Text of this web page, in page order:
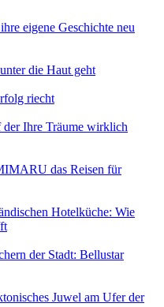
eigene Geschichte neu
die Haut geht
riecht
Ihre Träume wirklich
das Reisen für
Hotelküche: Wie
der Stadt: Bellustar
Juwel am Ufer der